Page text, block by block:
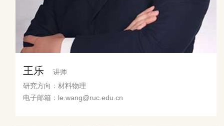
王乐
讲师
研究方向：材料物理
电子邮箱：le.wang@ruc.edu.cn